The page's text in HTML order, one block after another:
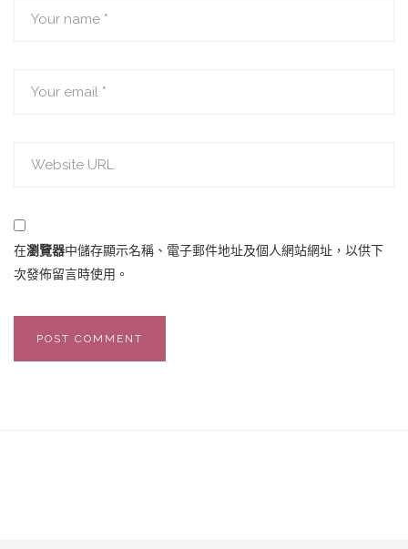
在瀏覽器中儲存顯示名稱、電子郵件地址及個人網站網址，以供下
次發佈留言時使用。